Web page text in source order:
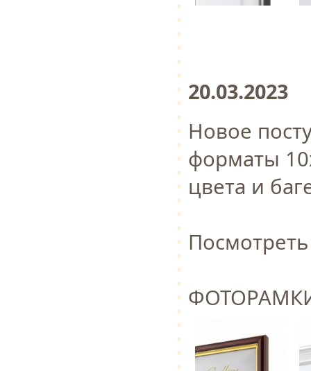
20.03.2023
Новое
форматы
цвета и